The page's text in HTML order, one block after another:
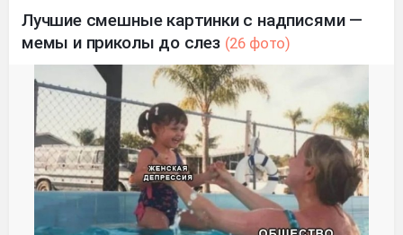
Лучшие смешные картинки с надписями —
мемы и приколы до слез (26 фото)